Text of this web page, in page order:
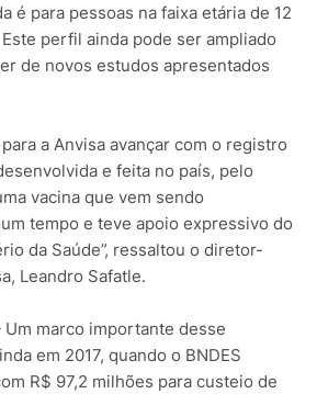
é para pessoas na faixa etária de 12
perfil ainda pode ser ampliado
de novos estudos apresentados
a Anvisa avançar com o registro
e feita no país, pelo
vacina que vem sendo
tempo e teve apoio expressivo do
da Saúde”, ressaltou o diretor-
Leandro Safatle.
Um marco importante desse
em 2017, quando o BNDES
R$ 97,2 milhões para custeio de